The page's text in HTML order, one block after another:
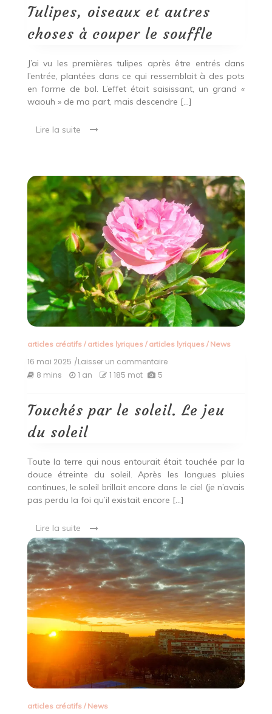
autres
choses
couper
souffle
Tulipes, oiseaux et autres
choses à couper le souffle
J’ai vu les premières tulipes après être entrés dans
l’entrée, plantées dans ce qui ressemblait à des pots
en forme de bol. L’effet était saisissant, un grand «
waouh » de ma part, mais descendre […]
Lire la suite
articles créatifs/ articles lyriques/ articles lyriques/ News
16 mai 2025 /Laisser un commentaireon
soleil.
Le
8 mins 1 an 1 185 mot 5
Touchés par le soleil. Le jeu
du soleil
Toute la terre qui nous entourait était touchée par la
douce étreinte du soleil. Après les longues pluies
continues, le soleil brillait encore dans le ciel (je n’avais
pas perdu la foi qu’il existait encore […]
Lire la suite
articles créatifs/ News